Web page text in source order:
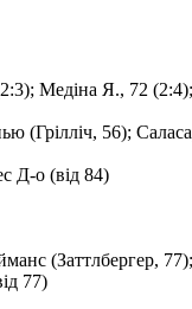
Медіна Я., 72 (2:4);
(Грілліч, 56);
Д-о (від 84)
(Заттлбергер,
77)